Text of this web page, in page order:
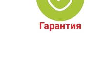
Гарантия